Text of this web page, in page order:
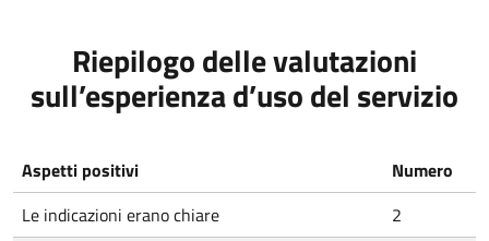
Riepilogo delle valutazioni
sull’esperienza d’uso del servizio
Aspetti positivi
Numero
Le indicazioni erano chiare
2